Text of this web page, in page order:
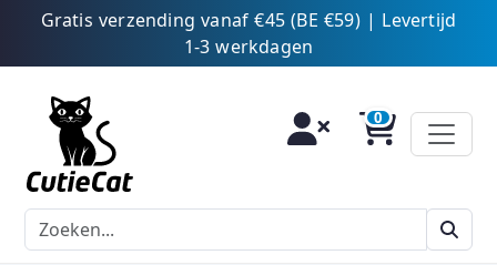
Gratis verzending vanaf €45 (BE €59) | Levertijd
1-3 werkdagen